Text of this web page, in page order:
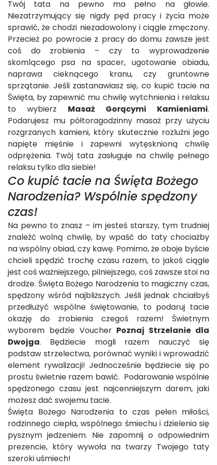
Twój tata na pewno ma pełno na głowie.
Niezatrzymujący się nigdy pęd pracy i życia może
sprawić, że chodzi niezadowolony i ciągle zmęczony.
Przecież po powrocie z pracy do domu zawsze jest
coś do zrobienia – czy to wyprowadzenie
skomlącego psa na spacer, ugotowanie obiadu,
naprawa cieknącego kranu, czy gruntowne
sprzątanie. Jeśli zastanawiasz się, co kupić tacie na
Święta, by zapewnić mu chwilę wytchnienia i relaksu
to wybierz Masaż Gorącymi Kamieniami.
Podarujesz mu półtoragodzinny masaż przy użyciu
rozgrzanych kamieni, który skutecznie rozluźni jego
napięte mięśnie i zapewni wytęsknioną chwilę
odprężenia. Twój tata zasługuje na chwilę pełnego
relaksu tylko dla siebie!
Co kupić tacie na Święta Bożego
Narodzenia? Wspólnie spędzony
czas!
Na pewno to znasz – im jesteś starszy, tym trudniej
znaleźć wolną chwilę, by wpaść do taty chociażby
na wspólny obiad, czy kawę. Pomimo, że oboje byście
chcieli spędzić trochę czasu razem, to jakoś ciągle
jest coś ważniejszego, pilniejszego, coś zawsze stoi na
drodze. Święta Bożego Narodzenia to magiczny czas,
spędzony wśród najbliższych. Jeśli jednak chciałbyś
przedłużyć wspólne świętowanie, to podaruj tacie
okazję do zrobienia czegoś razem! Świetnym
wyborem będzie Voucher Poznaj Strzelanie dla
Dwojga. Będziecie mogli razem nauczyć się
podstaw strzelectwa, porównać wyniki i wprowadzić
element rywalizacji! Jednocześnie będziecie się po
prostu świetnie razem bawić. Podarowanie wspólnie
spędzonego czasu jest najcenniejszym darem, jaki
możesz dać swojemu tacie.
Święta Bożego Narodzenia to czas pełen miłości,
rodzinnego ciepła, wspólnego śmiechu i dzielenia się
pysznym jedzeniem. Nie zapomnij o odpowiednim
prezencie, który wywoła na twarzy Twojego taty
szeroki uśmiech!